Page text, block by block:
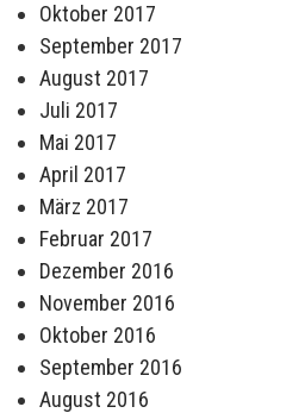
Oktober 2017
September 2017
August 2017
Juli 2017
Mai 2017
April 2017
März 2017
Februar 2017
Dezember 2016
November 2016
Oktober 2016
September 2016
August 2016